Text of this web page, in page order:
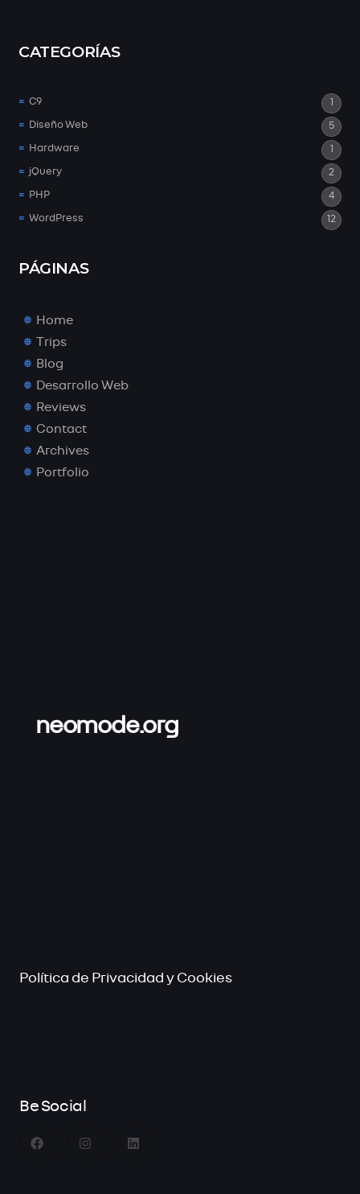
CATEGORÍAS
C9 1
Diseño Web 5
Hardware 1
jQuery 2
PHP 4
WordPress 12
PÁGINAS
Home
Trips
Blog
Desarrollo Web
Reviews
Contact
Archives
Portfolio
neomode.org
Política de Privacidad y Cookies
Be Social